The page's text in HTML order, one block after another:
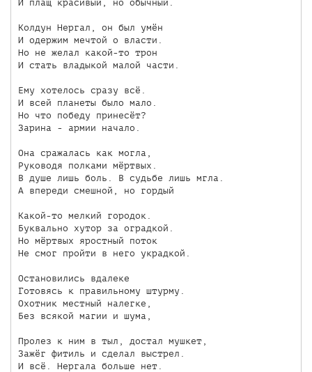
И плащ красивый, но обычный.
Колдун Нергал, он был умён
И одержим мечтой о власти.
Но не желал какой-то трон
И стать владыкой малой части.
Ему хотелось сразу всё.
И всей планеты было мало.
Но что победу принесёт?
Зарина - армии начало.
Она сражалась как могла,
Руководя полками мёртвых.
В душе лишь боль. В судьбе лишь мгла.
А впереди смешной, но гордый
Какой-то мелкий городок.
Буквально хутор за оградкой.
Но мёртвых яростный поток
Не смог пройти в него украдкой.
Остановились вдалеке
Готовясь к правильному штурму.
Охотник местный налегке,
Без всякой магии и шума,
Пролез к ним в тыл, достал мушкет,
Зажёг фитиль и сделал выстрел.
И всё. Нергала больше нет.